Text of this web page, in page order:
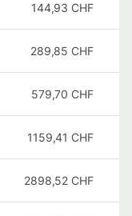
144,93 CHF
289,85 CHF
579,70 CHF
1159,41 CHF
2898,52 CHF